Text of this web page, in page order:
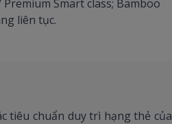
Smart class; Bamboo
liên tục.
tiêu chuẩn duy trì hạng thẻ của